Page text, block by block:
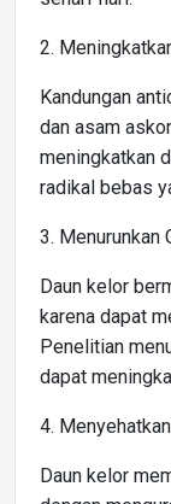
2.
Kandungan
dan asam
meningkatkan
radikal bebas
3. Menurunkan
Daun kelor
karena dapat
Penelitian
dapat
4.
Daun kelor